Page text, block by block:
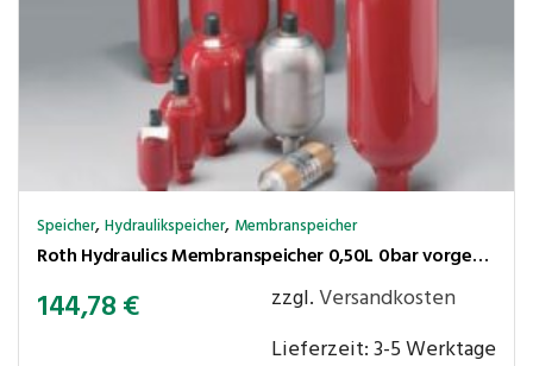
Speicher,Hydraulikspeicher, Membranspeicher
Roth Hydraulics Membranspeicher 0,50L 0bar vorgespannt P max.210 bar,Ölanschl. G1/2″ innen+M33x1,5 aussen
144,78€ zzgl.Versandkosten
Lieferzeit:3-5 Werktage